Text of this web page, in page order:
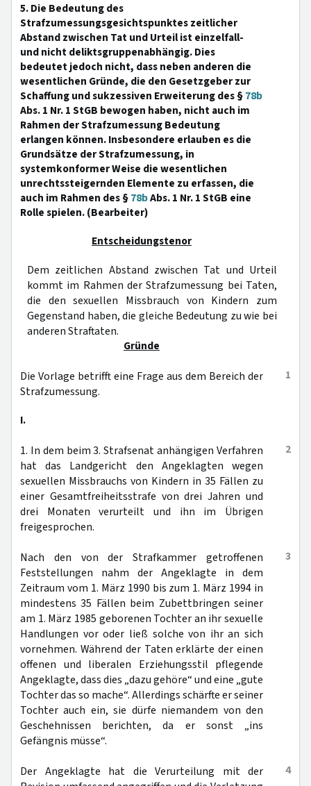
5. Die Bedeutung des
Strafzumessungsgesichtspunktes zeitlicher
Abstand zwischen Tat und Urteil ist einzelfall-
und nicht deliktsgruppenabhängig. Dies
bedeutet jedoch nicht, dass neben anderen die
wesentlichen Gründe, die den Gesetzgeber zur
Schaffung und sukzessiven Erweiterung des §78b
Abs. 1 Nr. 1 StGB bewogen haben, nicht auch im
Rahmen der Strafzumessung Bedeutung
erlangen können. Insbesondere erlauben es die
Grundsätze der Strafzumessung, in
systemkonformer Weise die wesentlichen
unrechtssteigernden Elemente zu erfassen, die
auch im Rahmen des §78bAbs. 1 Nr. 1 StGB eine
Rolle spielen. (Bearbeiter)
Entscheidungstenor
Dem zeitlichen Abstand zwischen Tat und Urteil
kommt im Rahmen der Strafzumessung bei Taten,
die den sexuellen Missbrauch von Kindern zum
Gegenstand haben, die gleiche Bedeutung zu wie bei
anderen Straftaten.
Gründe
1
Die Vorlage betrifft eine Frage aus dem Bereich der
Strafzumessung.
I.
2
1. In dem beim 3. Strafsenat anhängigen Verfahren
hat das Landgericht den Angeklagten wegen
sexuellen Missbrauchs von Kindern in 35 Fällen zu
einer Gesamtfreiheitsstrafe von drei Jahren und
drei Monaten verurteilt und ihn im Übrigen
freigesprochen.
3
Nach den von der Strafkammer getroffenen
Feststellungen nahm der Angeklagte in dem
Zeitraum vom 1. März 1990 bis zum 1. März 1994 in
mindestens 35 Fällen beim Zubettbringen seiner
am 1. März 1985 geborenen Tochter an ihr sexuelle
Handlungen vor oder ließ solche von ihr an sich
vornehmen. Während der Taten erklärte der einen
offenen und liberalen Erziehungsstil pflegende
Angeklagte, dass dies „dazu gehöre“ und eine „gute
Tochter das so mache“. Allerdings schärfte er seiner
Tochter auch ein, sie dürfe niemandem von den
Geschehnissen berichten, da er sonst „ins
Gefängnis müsse“.
4
Der Angeklagte hat die Verurteilung mit der